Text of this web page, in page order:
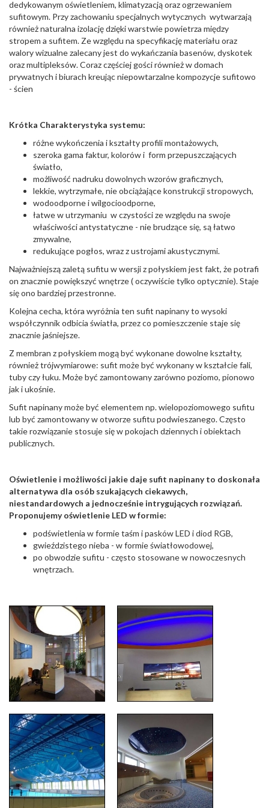
dedykowanym oświetleniem, klimatyzacją oraz ogrzewaniem
sufitowym. Przy zachowaniu specjalnych wytycznych wytwarzają
również naturalna izolację dzięki warstwie powietrza między
stropem a sufitem. Ze względu na specyfikację materiału oraz
walory wizualne zalecany jest do wykańczania basenów, dyskotek
oraz multipleksów. Coraz częściej gości również w domach
prywatnych i biurach kreując niepowtarzalne kompozycje sufitowo
- ścien
Krótka Charakterystyka systemu:
różne wykończenia i kształty profili montażowych,
szeroka gama faktur, kolorów i form przepuszczających
światło,
możliwość nadruku dowolnych wzorów graficznych,
lekkie, wytrzymałe, nie obciążające konstrukcji stropowych,
wodoodporne i wilgocioodporne,
łatwe w utrzymaniu w czystości ze względu na swoje
właściwości antystatyczne - nie brudzące się, są łatwo
zmywalne,
redukujące pogłos, wraz z ustrojami akustycznymi.
Najważniejszą zaletą sufitu w wersji z połyskiem jest fakt, że potrafi
on znacznie powiększyć wnętrze ( oczywiście tylko optycznie). Staje
się ono bardziej przestronne.
Kolejna cecha, która wyróżnia ten sufit napinany to wysoki
współczynnik odbicia światła, przez co pomieszczenie staje się
znacznie jaśniejsze.
Z membran z połyskiem mogą być wykonane dowolne kształty,
również trójwymiarowe: sufit może być wykonany w kształcie fali,
tuby czy łuku. Może być zamontowany zarówno poziomo, pionowo
jak i ukośnie.
Sufit napinany może być elementem np. wielopoziomowego sufitu
lub być zamontowany w otworze sufitu podwieszanego. Często
takie rozwiązanie stosuje się w pokojach dziennych i obiektach
publicznych.
Oświetlenie i możliwości jakie daje sufit napinany to doskonała
alternatywa dla osób szukających ciekawych,
niestandardowych a jednocześnie intrygujących rozwiązań.
Proponujemy oświetlenie LED w formie:
podświetlenia w formie taśm i pasków LED i diod RGB,
gwieździstego nieba - w formie światłowodowej,
po obwodzie sufitu - często stosowane w nowoczesnych
wnętrzach.